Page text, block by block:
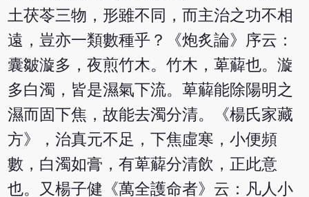
土茯苓三物，形雖不同，而主治之功不相
遠，豈亦一類數種乎？《炮炙論》序云：
囊皺漩多，夜煎竹木。竹木，萆薢也。漩
多白濁，皆是濕氣下流。萆薢能除陽明之
濕而固下焦，故能去濁分清。《楊氏家藏
方》，治真元不足，下焦虛寒，小便頻
數，白濁如膏，有萆薢分清飲，正此意
也。又楊子健《萬全護命者》云：凡人小